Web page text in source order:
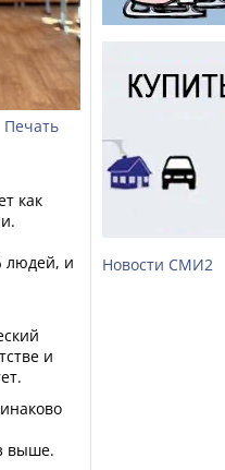
Печать
как
людей, и
и
выше.
Новости СМИ2